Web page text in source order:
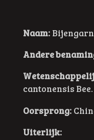
Naam:
Andere
cantonensis Bee.
Oorsprong:
Uiterlijk: